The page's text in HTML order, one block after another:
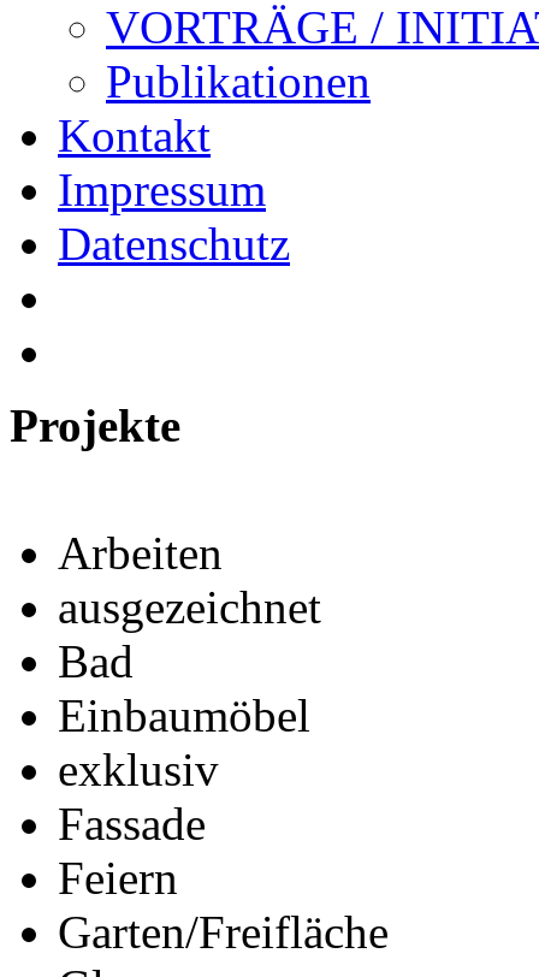
VORTRÄGE /
Publikationen
Kontakt
Impressum
Datenschutz
Projekte
Arbeiten
ausgezeichnet
Bad
Einbaumöbel
exklusiv
Fassade
Feiern
Garten/Freifläche